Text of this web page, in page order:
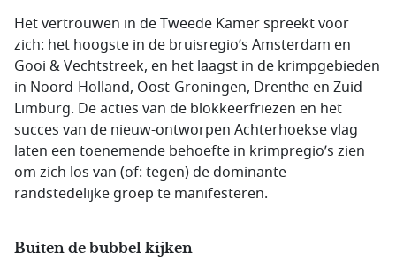
Het vertrouwen in de Tweede Kamer spreekt voor
zich: het hoogste in de bruisregio’s Amsterdam en
Gooi & Vechtstreek, en het laagst in de krimpgebieden
in Noord-Holland, Oost-Groningen, Drenthe en Zuid-
Limburg. De acties van de blokkeerfriezen en het
succes van de nieuw-ontworpen Achterhoekse vlag
laten een toenemende behoefte in krimpregio’s zien
om zich los van (of: tegen) de dominante
randstedelijke groep te manifesteren.
Buiten de bubbel kijken